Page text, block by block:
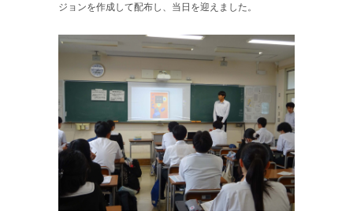
ジョンを作成して配布し、当日を迎えました。